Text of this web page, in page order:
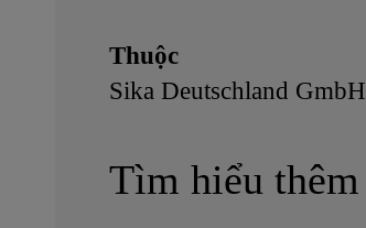
Thuộc
Sika Deutschland GmbH
Tìm hiểu thêm